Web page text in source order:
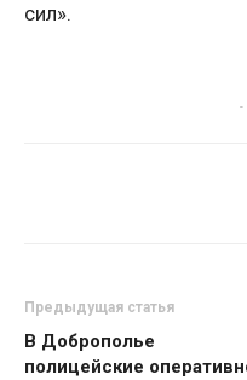
сил».
-
Предыдущая статья
В Доброполье
полицейские